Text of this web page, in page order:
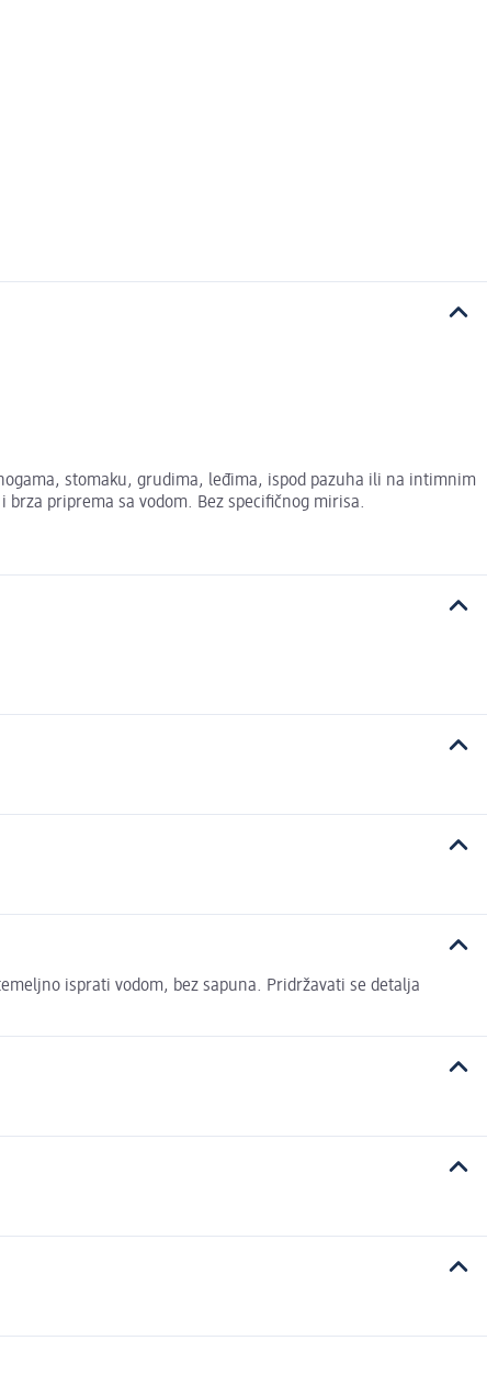
stomaku, grudima, leđima, ispod pazuha ili na intimnim
priprema sa vodom. Bez specifičnog mirisa.
isprati vodom, bez sapuna. Pridržavati se detalja